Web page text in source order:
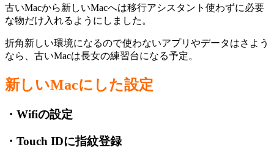
古いMacから新しいMacへは移行アシスタント使わずに必要
な物だけ入れるようにしました。
折角新しい環境になるので使わないアプリやデータはさよう
なら、古いMacは長女の練習台になる予定。
新しいMacにした設定
・Wifiの設定
・Touch IDに指紋登録